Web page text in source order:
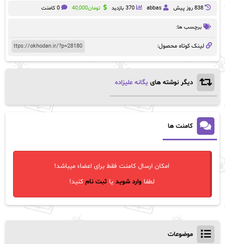
838 روز پيش abbas 370 بازدید تومان40,000 0 کامنت
برچسب ها:
لینک کوتاه محصول:
دیگر نوشته های یگانه علیزاده
کامنت ها
امکان ارسال کامنت فقط برای اعضاء میباشد!
لطفاوارد شوید یاثبت نام کنید!
موضوعات